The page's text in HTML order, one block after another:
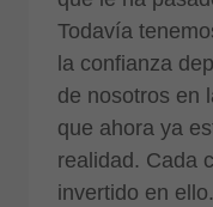
Todavía
la confianza
de nosotros en
que ahora ya
realidad. Cada
invertido en ello.